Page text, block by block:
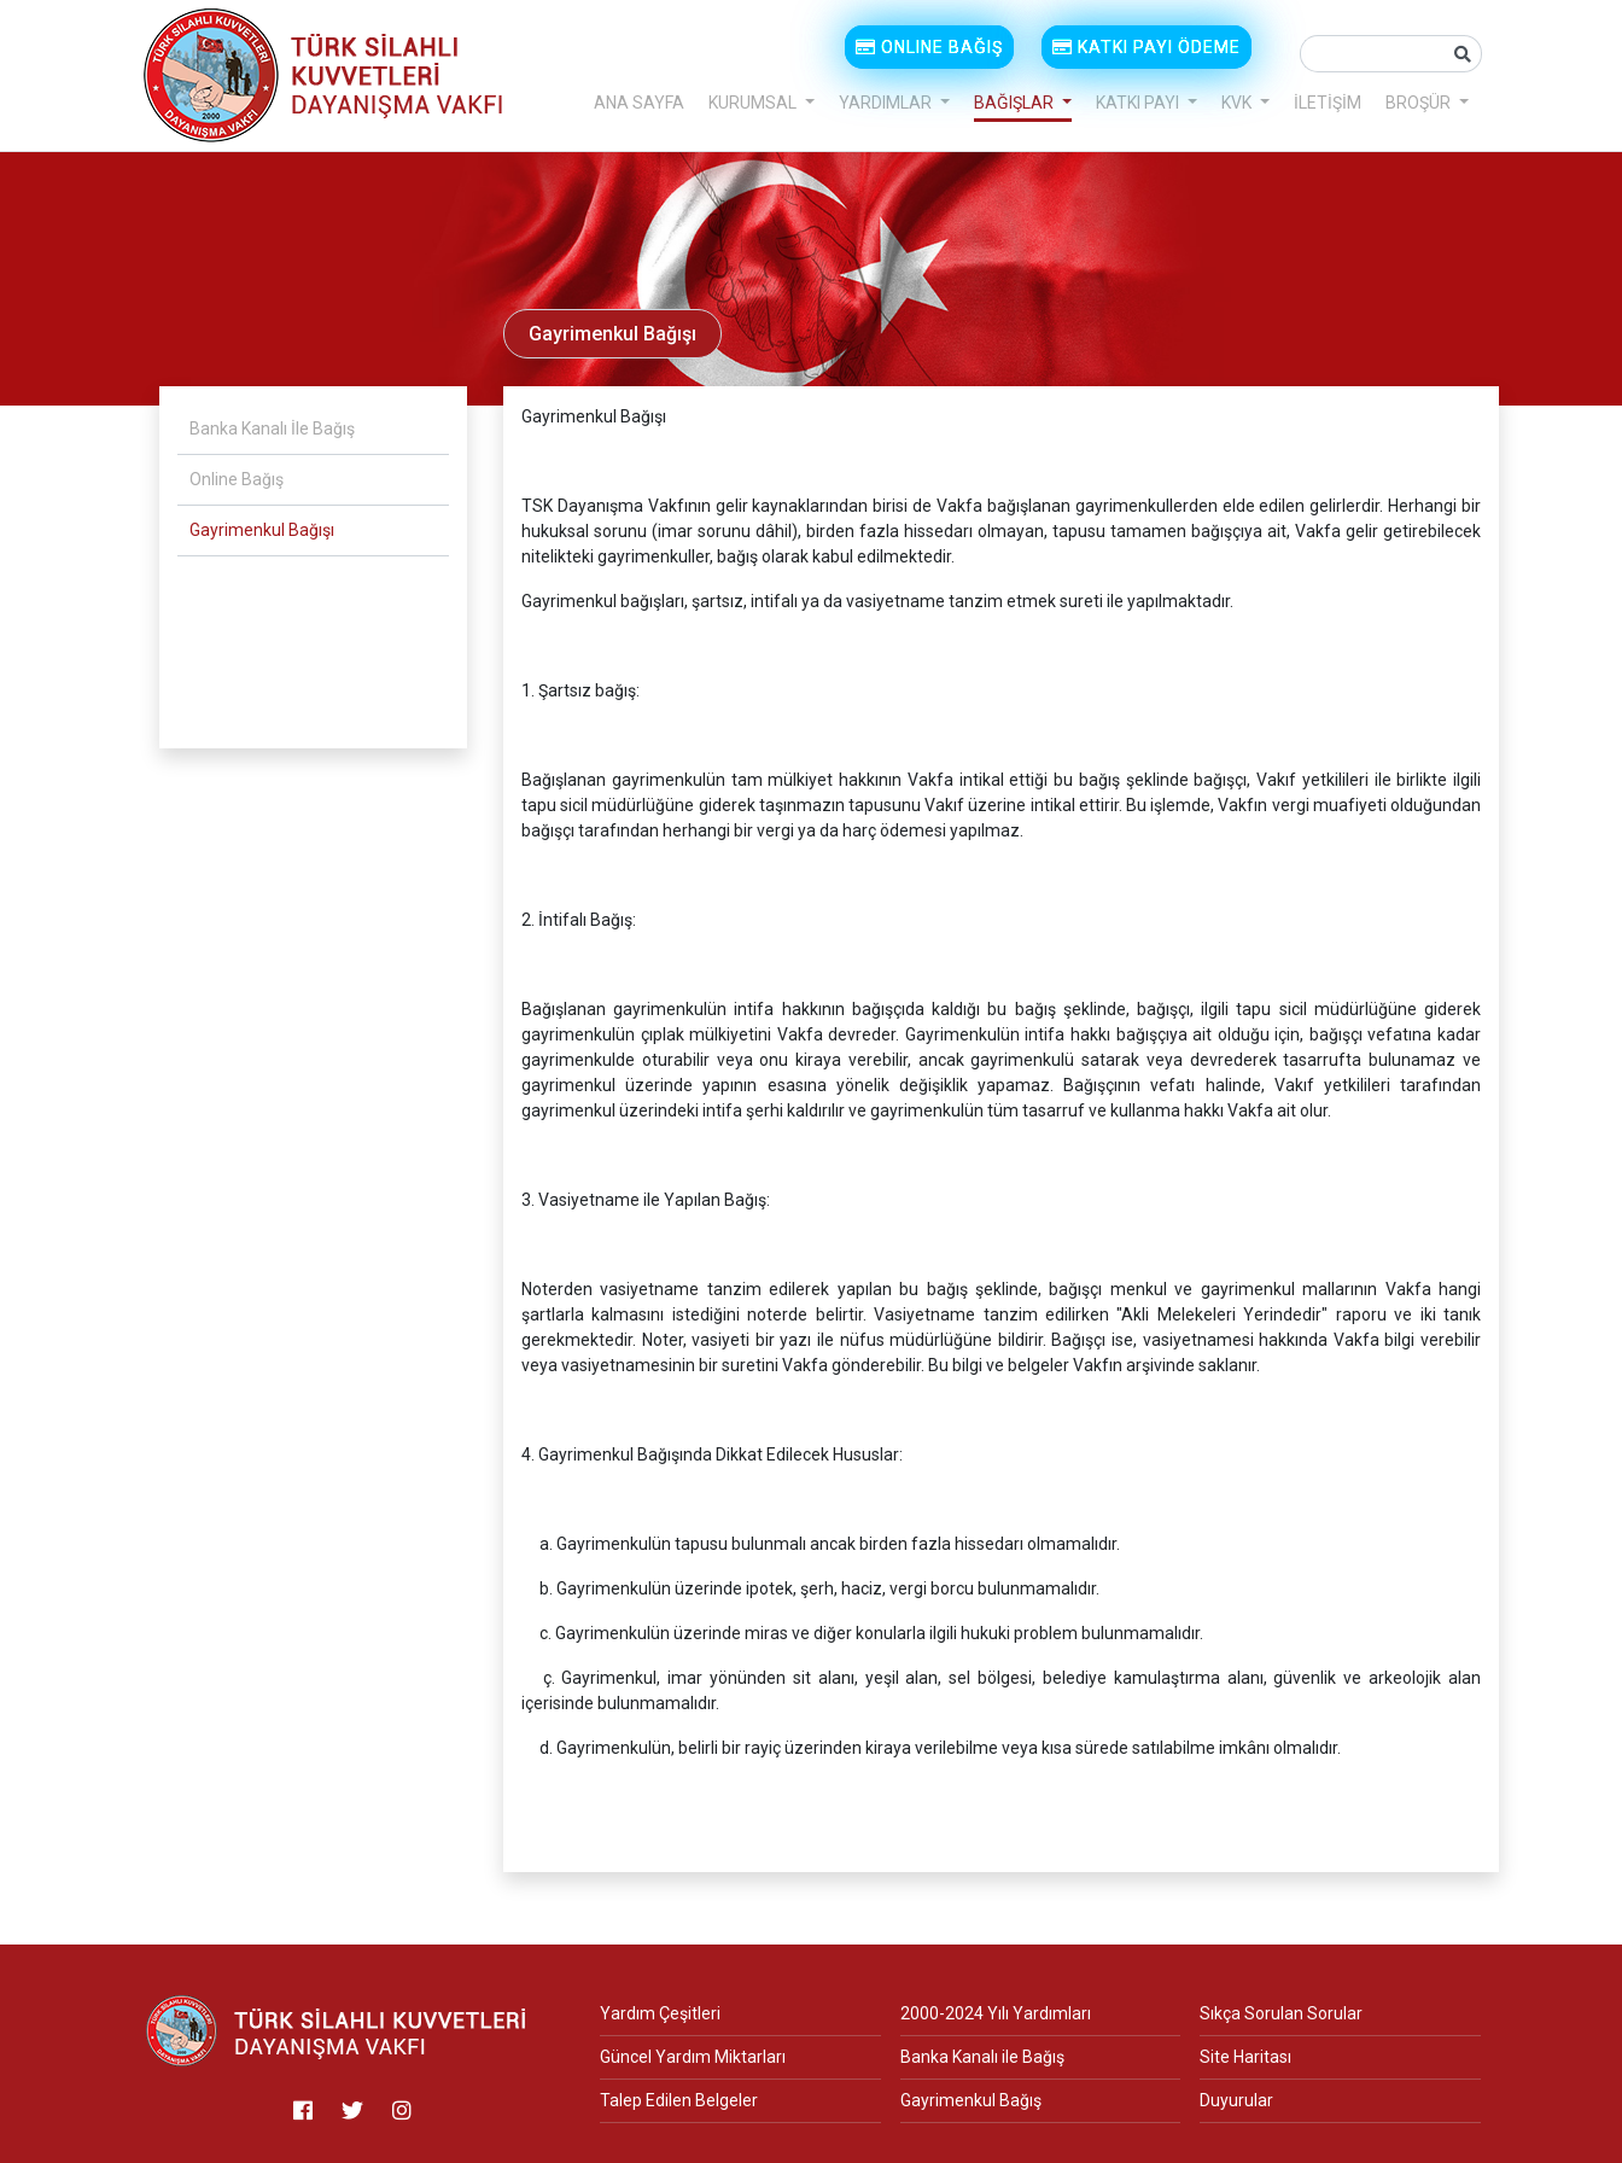
ONLINE BAĞIŞ KATKI PAYI ÖDEME
ANA SAYFA KURUMSAL YARDIMLAR BAĞIŞLAR KATKI PAYI KVK İLETİŞİM BROŞÜR
Banka Kanalı İle Bağış
Online Bağış
Gayrimenkul Bağışı
Gayrimenkul Bağışı
Gayrimenkul Bağışı
TSK Dayanışma Vakfının gelir kaynaklarından birisi de Vakfa bağışlanan gayrimenkullerden elde edilen gelirlerdir. Herhangi bir
hukuksal sorunu (imar sorunu dâhil), birden fazla hissedarı olmayan, tapusu tamamen bağışçıya ait, Vakfa gelir getirebilecek
nitelikteki gayrimenkuller, bağış olarak kabul edilmektedir.
Gayrimenkul bağışları, şartsız, intifalı ya da vasiyetname tanzim etmek sureti ile yapılmaktadır.
1. Şartsız bağış:
Bağışlanan gayrimenkulün tam mülkiyet hakkının Vakfa intikal ettiği bu bağış şeklinde bağışçı, Vakıf yetkilileri ile birlikte ilgili
tapu sicil müdürlüğüne giderek taşınmazın tapusunu Vakıf üzerine intikal ettirir. Bu işlemde, Vakfın vergi muafiyeti olduğundan
bağışçı tarafından herhangi bir vergi ya da harç ödemesi yapılmaz.
2. İntifalı Bağış:
Bağışlanan gayrimenkulün intifa hakkının bağışçıda kaldığı bu bağış şeklinde, bağışçı, ilgili tapu sicil müdürlüğüne giderek
gayrimenkulün çıplak mülkiyetini Vakfa devreder. Gayrimenkulün intifa hakkı bağışçıya ait olduğu için, bağışçı vefatına kadar
gayrimenkulde oturabilir veya onu kiraya verebilir, ancak gayrimenkulü satarak veya devrederek tasarrufta bulunamaz ve
gayrimenkul üzerinde yapının esasına yönelik değişiklik yapamaz. Bağışçının vefatı halinde, Vakıf yetkilileri tarafından
gayrimenkul üzerindeki intifa şerhi kaldırılır ve gayrimenkulün tüm tasarruf ve kullanma hakkı Vakfa ait olur.
3. Vasiyetname ile Yapılan Bağış:
Noterden vasiyetname tanzim edilerek yapılan bu bağış şeklinde, bağışçı menkul ve gayrimenkul mallarının Vakfa hangi
şartlarla kalmasını istediğini noterde belirtir. Vasiyetname tanzim edilirken "Akli Melekeleri Yerindedir" raporu ve iki tanık
gerekmektedir. Noter, vasiyeti bir yazı ile nüfus müdürlüğüne bildirir. Bağışçı ise, vasiyetnamesi hakkında Vakfa bilgi verebilir
veya vasiyetnamesinin bir suretini Vakfa gönderebilir. Bu bilgi ve belgeler Vakfın arşivinde saklanır.
4. Gayrimenkul Bağışında Dikkat Edilecek Hususlar:
a. Gayrimenkulün tapusu bulunmalı ancak birden fazla hissedarı olmamalıdır.
b. Gayrimenkulün üzerinde ipotek, şerh, haciz, vergi borcu bulunmamalıdır.
c. Gayrimenkulün üzerinde miras ve diğer konularla ilgili hukuki problem bulunmamalıdır.
ç. Gayrimenkul, imar yönünden sit alanı, yeşil alan, sel bölgesi, belediye kamulaştırma alanı, güvenlik ve arkeolojik alan
içerisinde bulunmamalıdır.
d. Gayrimenkulün, belirli bir rayiç üzerinden kiraya verilebilme veya kısa sürede satılabilme imkânı olmalıdır.
Yardım Çeşitleri
Güncel Yardım Miktarları
Talep Edilen Belgeler
2000-2024 Yılı Yardımları
Banka Kanalı ile Bağış
Gayrimenkul Bağış
Sıkça Sorulan Sorular
Site Haritası
Duyurular